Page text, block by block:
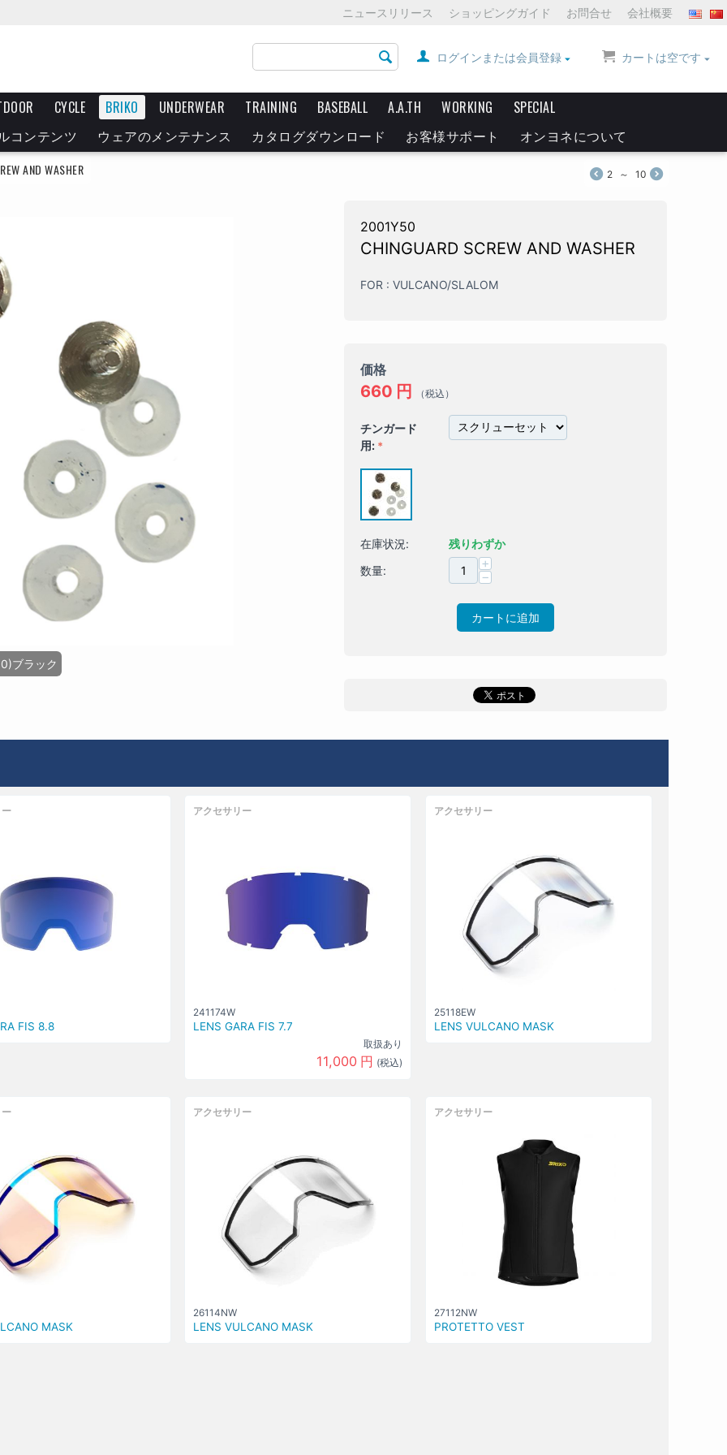
ニュースリリース ショッピングガイド お問合せ 会社概要
カートは空です
ログインまたは会員登録
CYCLE BRIKO UNDERWEAR TRAINING BASEBALL A.A.TH WORKING
SPECIAL
コンテンツ
ウェアのメンテナンス カタログダウンロード お客様サポート オンヨネについて
AND WASHER 2 ～ 10
ブラック
2001Y50
CHINGUARD SCREW AND WASHER
FOR : VULCANO/SLALOM
価格
660 円 （税込）
チンガード
用:
在庫状況:
残りわずか
数量:
+
−
カートに追加
FIS 8.8
アクセサリー
241174W
LENS GARA FIS 7.7
取扱あり
11,000 円 (税込)
アクセサリー
25118EW
LENS VULCANO MASK
MASK
アクセサリー
26114NW
LENS VULCANO MASK
アクセサリー
27112NW
PROTETTO VEST